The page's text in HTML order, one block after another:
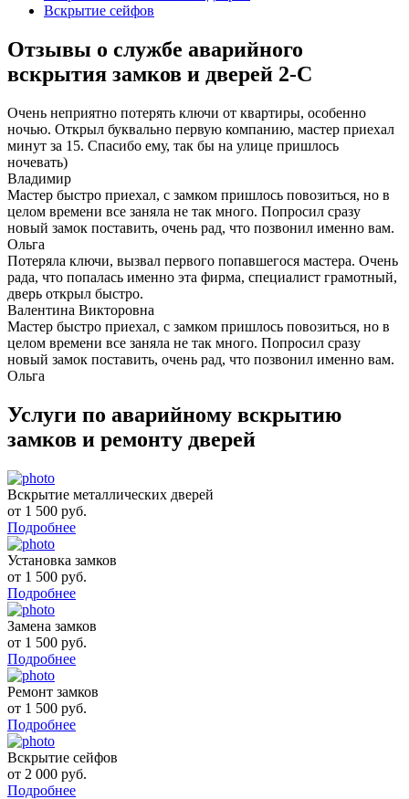
Вскрытие сейфов
Отзывы о службе аварийного
вскрытия замков и дверей 2-С
Очень неприятно потерять ключи от квартиры, особенно
ночью. Открыл буквально первую компанию, мастер приехал
минут за 15. Спасибо ему, так бы на улице пришлось
ночевать)
Владимир
Мастер быстро приехал, с замком пришлось повозиться, но в
целом времени все заняла не так много. Попросил сразу
новый замок поставить, очень рад, что позвонил именно вам.
Ольга
Потеряла ключи, вызвал первого попавшегося мастера. Очень
рада, что попалась именно эта фирма, специалист грамотный,
дверь открыл быстро.
Валентина Викторовна
Мастер быстро приехал, с замком пришлось повозиться, но в
целом времени все заняла не так много. Попросил сразу
новый замок поставить, очень рад, что позвонил именно вам.
Ольга
Услуги по аварийному вскрытию
замков и ремонту дверей
Вскрытие металлических дверей
от 1 500 руб.
Подробнее
Установка замков
от 1 500 руб.
Подробнее
Замена замков
от 1 500 руб.
Подробнее
Ремонт замков
от 1 500 руб.
Подробнее
Вскрытие сейфов
от 2 000 руб.
Подробнее